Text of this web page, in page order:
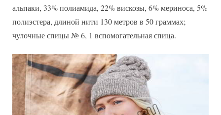
альпаки, 33% полиамида, 22% вискозы, 6% мериноса, 5%
полиэстера, длиной нити 130 метров в 50 граммах;
чулочные спицы № 6, 1 вспомогательная спица.